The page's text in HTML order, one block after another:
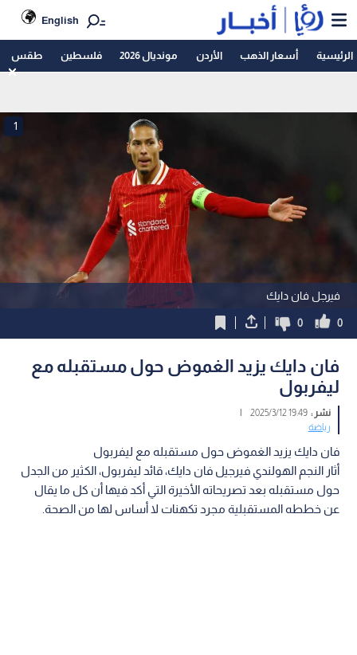
English
الرئيسية أسعار الذهب الأردن مونديال 2026 فلسطين طقس
فيرجل فان دايك
1
0
0
فان دايك يزيد الغموض حول مستقبله مع
ليفربول
نشر :19:49 2025/3/12
|
رياضة
فان دايك يزيد الغموض حول مستقبله مع ليفربول
أثار النجم الهولندي فيرجيل فان دايك، قائد ليفربول، الكثير من الجدل
حول مستقبله بعد تصريحاته الأخيرة التي أكد فيها أن كل ما يقال
عن خططه المستقبلية مجرد تكهنات لا أساس لها من الصحة.